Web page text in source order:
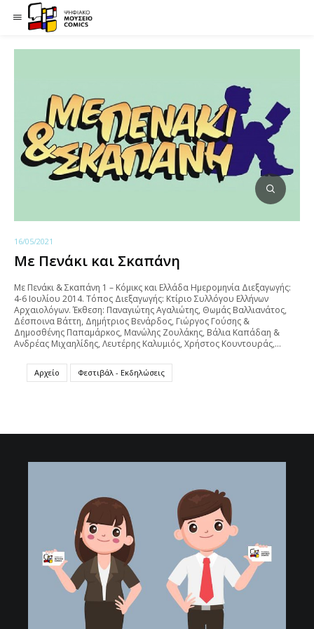
16/05/2021
Με Πενάκι και Σκαπάνη
Με Πενάκι & Σκαπάνη 1 – Κόμικς και Ελλάδα Ημερομηνία Διεξαγωγής:
4-6 Ιουλίου 2014. Τόπος Διεξαγωγής: Κτίριο Συλλόγου Ελλήνων
Αρχαιολόγων. Έκθεση: Παναγιώτης Αγαλιώτης, Θωμάς Βαλλιανάτος,
Δέσποινα Βάττη, Δημήτριος Βενάρδος, Γιώργος Γούσης &
Δημοσθένης Παπαμάρκος, Μανώλης Ζουλάκης, Βάλια Καπάδαη &
Ανδρέας Μιχαηλίδης, Λευτέρης Καλυμιός, Χρήστος Κουντουράς,…
Αρχείο Φεστιβάλ - Εκδηλώσεις